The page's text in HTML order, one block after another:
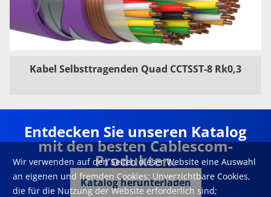
Wir verwenden auf den Seiten dieser Website eine Auswahl
an eigenen und fremden Cookies: Unverzichtbare Cookies,
die für die Nutzung der Website erforderlich sind;
Kabel Selbsttragenden Quad CCTSST-8 Rk0,3
Entdecken Sie unseren Katalog
mit den besten Cablescom-
Produkten.
Katalog herunterladen